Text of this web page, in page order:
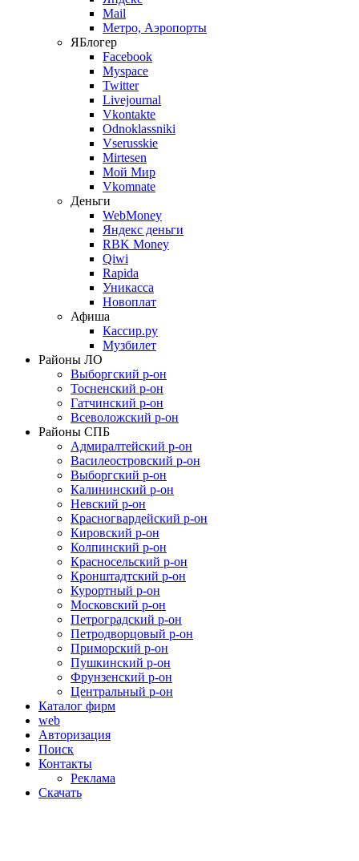
Mail
Метро, Аэропорты
ЯБлогер
Facebook
Myspace
Twitter
Livejournal
Vkontakte
Odnoklassniki
Vserusskie
Mirtesen
Мой Мир
Vkomnate
Деньги
WebMoney
Яндекс деньги
RBK Money
Qiwi
Rapida
Уникасса
Новоплат
Афиша
Кассир.ру
Музбилет
Районы ЛО
Выборгский р-он
Тосненский р-он
Гатчинский р-он
Всеволожский р-он
Районы СПБ
Адмиралтейский р-он
Василеостровский р-он
Выборгский р-он
Калининский р-он
Невский р-он
Красногвардейский р-он
Кировский р-он
Колпинский р-он
Красносельский р-он
Кронштадтский р-он
Курортный р-он
Московский р-он
Петроградский р-он
Петродворцовый р-он
Приморский р-он
Пушкинский р-он
Фрунзенский р-он
Центральный р-он
Каталог фирм
web
Авторизация
Поиск
Контакты
Реклама
Скачать